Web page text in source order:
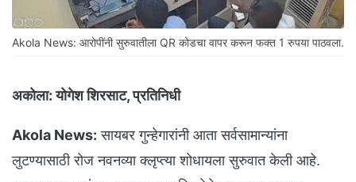
Akola News: आरोपींनी सुरुवातीला QR कोडचा वापर करून फक्त 1 रुपया पाठवला.
अकोला: योगेश शिरसाट, प्रतिनिधी
Akola News: सायबर गुन्हेगारांनी आता सर्वसामान्यांना
लुटण्यासाठी रोज नवनव्या क्लृप्त्या शोधायला सुरुवात केली आहे.